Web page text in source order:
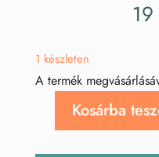
1 készleten
A termék
Kosárba